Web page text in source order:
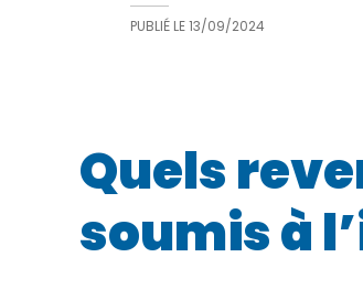
PUBLIÉ LE13/09/2024
Quels
soumis à